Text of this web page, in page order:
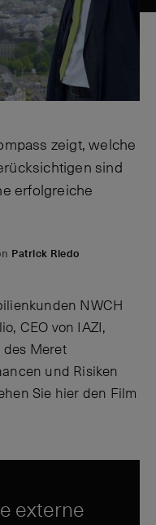
zeigt, welche
sind
erfolgreiche
Patrick Riedo
NWCH
CEO von IAZI,
Meret
und Risiken
Sie hier den Film
externe